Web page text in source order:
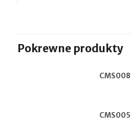
Pokrewne produkty
CMS008
CMS005